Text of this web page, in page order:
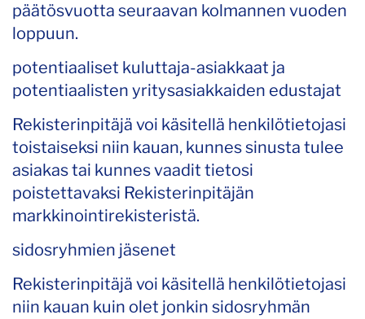
päätösvuotta seuraavan kolmannen vuoden
loppuun.
potentiaaliset kuluttaja-asiakkaat ja
potentiaalisten yritysasiakkaiden edustajat
Rekisterinpitäjä voi käsitellä henkilötietojasi
toistaiseksi niin kauan, kunnes sinusta tulee
asiakas tai kunnes vaadit tietosi
poistettavaksi Rekisterinpitäjän
markkinointirekisteristä.
sidosryhmien jäsenet
Rekisterinpitäjä voi käsitellä henkilötietojasi
niin kauan kuin olet jonkin sidosryhmän